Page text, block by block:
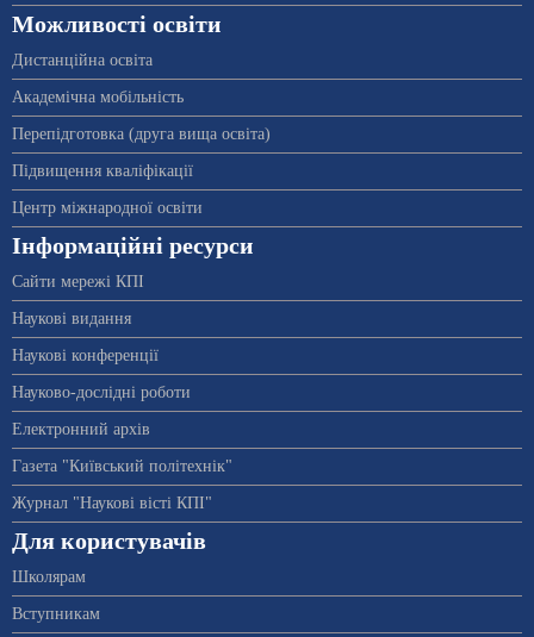
Можливості освіти
Дистанційна освіта
Академічна мобільність
Перепідготовка (друга вища освіта)
Підвищення кваліфікації
Центр міжнародної освіти
Інформаційні ресурси
Сайти мережі КПІ
Наукові видання
Наукові конференції
Науково-дослідні роботи
Електронний архів
Газета "Київський політехнік"
Журнал "Наукові вісті КПІ"
Для користувачів
Школярам
Вступникам